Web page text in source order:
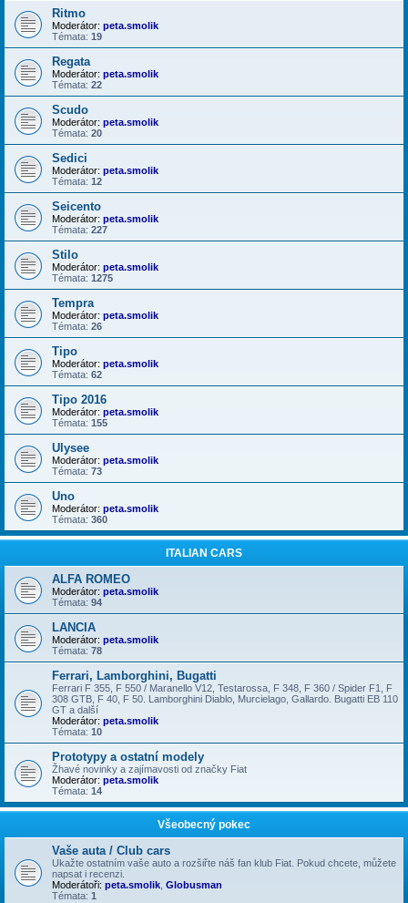
Ritmo
Moderátor: peta.smolik
Témata: 19
Regata
Moderátor: peta.smolik
Témata: 22
Scudo
Moderátor: peta.smolik
Témata: 20
Sedici
Moderátor: peta.smolik
Témata: 12
Seicento
Moderátor: peta.smolik
Témata: 227
Stilo
Moderátor: peta.smolik
Témata: 1275
Tempra
Moderátor: peta.smolik
Témata: 26
Tipo
Moderátor: peta.smolik
Témata: 62
Tipo 2016
Moderátor: peta.smolik
Témata: 155
Ulysee
Moderátor: peta.smolik
Témata: 73
Uno
Moderátor: peta.smolik
Témata: 360
ITALIAN CARS
ALFA ROMEO
Moderátor: peta.smolik
Témata: 94
LANCIA
Moderátor: peta.smolik
Témata: 78
Ferrari, Lamborghini, Bugatti
Ferrari F 355, F 550 / Maranello V12, Testarossa, F 348, F 360 / Spider F1, F
308 GTB, F 40, F 50. Lamborghini Diablo, Murcielago, Gallardo. Bugatti EB 110
GT a další
Moderátor: peta.smolik
Témata: 10
Prototypy a ostatní modely
Žhavé novinky a zajímavosti od značky Fiat
Moderátor: peta.smolik
Témata: 14
Všeobecný pokec
Vaše auta / Club cars
Ukažte ostatním vaše auto a rozšiřte náš fan klub Fiat. Pokud chcete, můžete
napsat i recenzi.
Moderátoři: peta.smolik, Globusman
Témata: 1